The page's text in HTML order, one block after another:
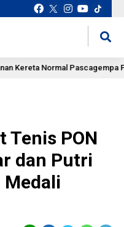
Normal Pascagempa
Tenis PON
dan Putri
Medali